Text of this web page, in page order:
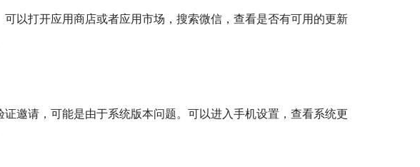
以打开应用商店或者应用市场，搜索微信，查看是否有可用的更新
邀请，可能是由于系统版本问题。可以进入手机设置，查看系统更